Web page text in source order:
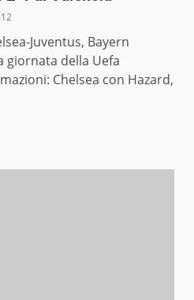
Juventus, Bayern
giornata della Uefa
Chelsea con Hazard,